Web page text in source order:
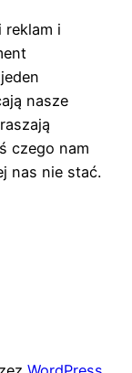
reklam i
nasze
czego nam
nas nie stać.